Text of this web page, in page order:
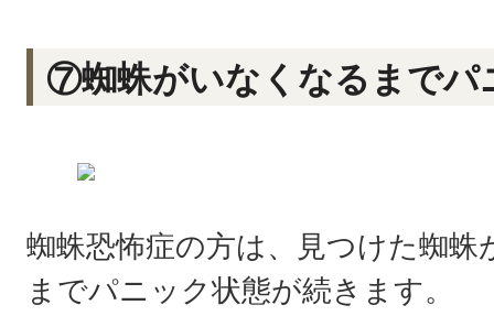
⑦蜘蛛がいなくなるまでパ
蜘蛛恐怖症の方は、見つけた蜘
までパニック状態が続きます。